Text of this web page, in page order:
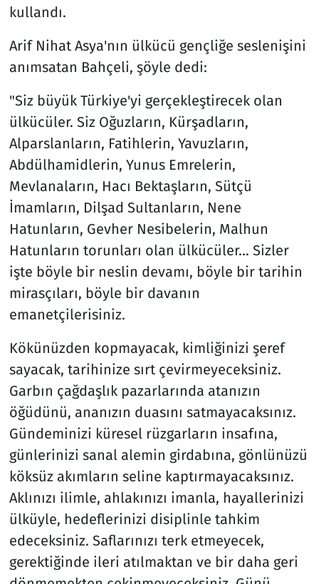
kullandı.
Arif Nihat Asya'nın ülkücü gençliğe seslenişini
anımsatan Bahçeli, şöyle dedi:
"Siz büyük Türkiye'yi gerçekleştirecek olan
ülkücüler. Siz Oğuzların, Kürşadların,
Alparslanların, Fatihlerin, Yavuzların,
Abdülhamidlerin, Yunus Emrelerin,
Mevlanaların, Hacı Bektaşların, Sütçü
İmamların, Dilşad Sultanların, Nene
Hatunların, Gevher Nesibelerin, Malhun
Hatunların torunları olan ülkücüler… Sizler
işte böyle bir neslin devamı, böyle bir tarihin
mirasçıları, böyle bir davanın
emanetçilerisiniz.
Kökünüzden kopmayacak, kimliğinizi şeref
sayacak, tarihinize sırt çevirmeyeceksiniz.
Garbın çağdaşlık pazarlarında atanızın
öğüdünü, ananızın duasını satmayacaksınız.
Gündeminizi küresel rüzgarların insafına,
günlerinizi sanal alemin girdabına, gönlünüzü
köksüz akımların seline kaptırmayacaksınız.
Aklınızı ilimle, ahlakınızı imanla, hayallerinizi
ülküyle, hedeflerinizi disiplinle tahkim
edeceksiniz. Saflarınızı terk etmeyecek,
gerektiğinde ileri atılmaktan ve bir daha geri